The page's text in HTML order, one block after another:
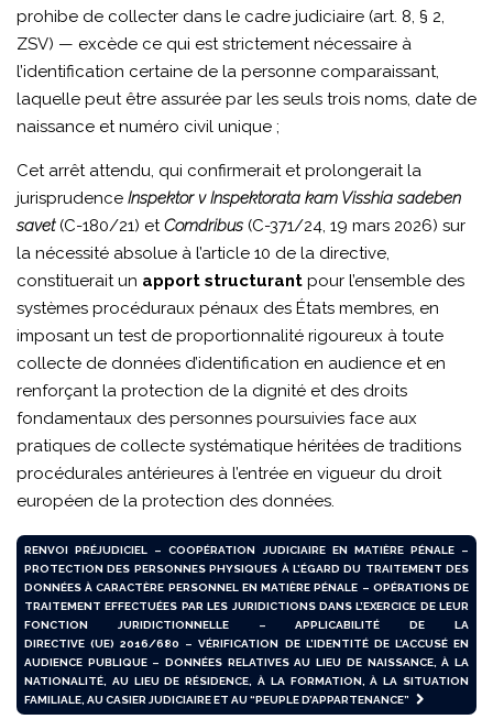
prohibe de collecter dans le cadre judiciaire (art. 8, § 2,
ZSV) — excède ce qui est strictement nécessaire à
l’identification certaine de la personne comparaissant,
laquelle peut être assurée par les seuls trois noms, date de
naissance et numéro civil unique ;
Cet arrêt attendu, qui confirmerait et prolongerait la
jurisprudence Inspektor v Inspektorata kam Visshia sadeben
savet(C-180/21) etComdribus (C-371/24, 19 mars 2026) sur
la nécessité absolue à l’article 10 de la directive,
constituerait un apport structurant pour l’ensemble des
systèmes procéduraux pénaux des États membres, en
imposant un test de proportionnalité rigoureux à toute
collecte de données d’identification en audience et en
renforçant la protection de la dignité et des droits
fondamentaux des personnes poursuivies face aux
pratiques de collecte systématique héritées de traditions
procédurales antérieures à l’entrée en vigueur du droit
européen de la protection des données.
RENVOI PRÉJUDICIEL – COOPÉRATION JUDICIAIRE EN MATIÈRE PÉNALE –
PROTECTION DES PERSONNES PHYSIQUES À L’ÉGARD DU TRAITEMENT DES
DONNÉES À CARACTÈRE PERSONNEL EN MATIÈRE PÉNALE – OPÉRATIONS DE
TRAITEMENT EFFECTUÉES PAR LES JURIDICTIONS DANS L’EXERCICE DE LEUR
FONCTION JURIDICTIONNELLE – APPLICABILITÉ DE LA
DIRECTIVE (UE) 2016/680 – VÉRIFICATION DE L’IDENTITÉ DE L’ACCUSÉ EN
AUDIENCE PUBLIQUE – DONNÉES RELATIVES AU LIEU DE NAISSANCE, À LA
NATIONALITÉ, AU LIEU DE RÉSIDENCE, À LA FORMATION, À LA SITUATION
FAMILIALE, AU CASIER JUDICIAIRE ET AU “PEUPLE D’APPARTENANCE”